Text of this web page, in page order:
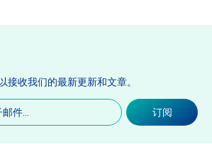
接收我们的最新更新和文章。
订阅